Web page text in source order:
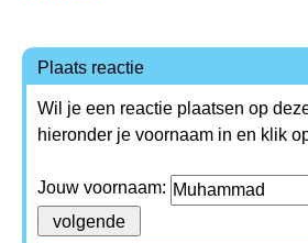
Plaats reactie
Wil je een reactie plaatsen op
hieronder je voornaam in en klik
Jouw voornaam: